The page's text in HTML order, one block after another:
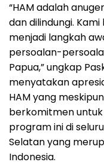
“HAM adalah
dan dilindungi.
menjadi langkah
persoalan-
Papua,” ungkap
menyatakan
HAM yang
berkomitmen
program ini di
Selatan yang
Indonesia.